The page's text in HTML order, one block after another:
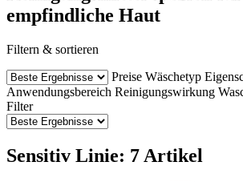
empfindliche Haut
Filtern & sortieren
Preise Wäschetyp
Anwendungsbereich Reinigungswirkung
Filter
Sensitiv Linie: 7 Artikel